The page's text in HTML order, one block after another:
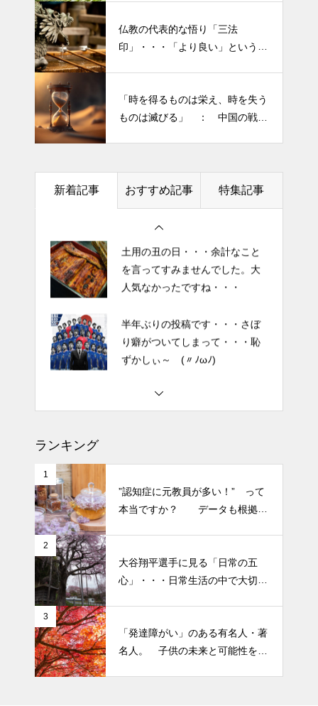
仏教の代表的な悟り「三法
印」・・・「より良い」という気
「時を得るものは栄え、時を失う
ものは滅びる」 ： 中国の戦国
新着記事 おすすめ記事 特集記事
半年ぶりの投稿です・・・さぼ
り癖がついてしまって・・・恥
「食生活習慣の改善」が今年の
半年ぶりの投稿です・・・さぼ
り癖がついてしまって・・・恥
2026 今年初めての投稿・・・
「食生活習慣の改善」が今年の
半年ぶりの投稿です・・・さぼ
り癖がついてしまって・・・恥
2026 今年初めての投稿・・・
「食生活習慣の改善」が今年の
ランキング
1
”認知症に元教員が多い！” って
本当ですか？ データも根拠も
2
大谷翔平選手に見る「日常の五
心」・・・日常生活の中で大切
3
「発達障がい」のある有名人・著
名人。 子供の未来と可能性を秘